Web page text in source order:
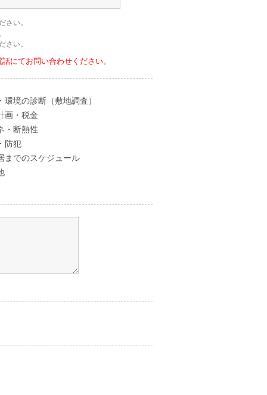
さい。
さい。
にてお問い合わせください。
環境の診断（敷地調査）
画・税金
・断熱性
防犯
までのスケジュール